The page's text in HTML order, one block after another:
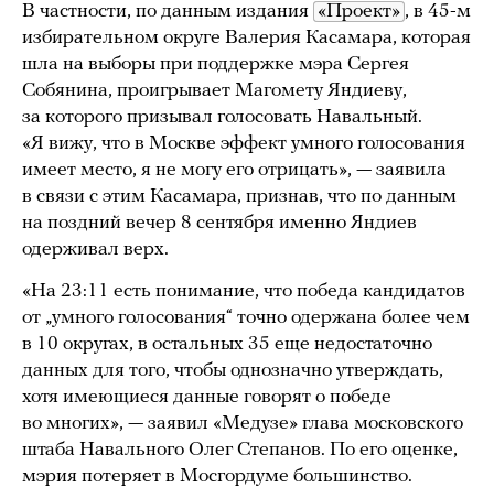
В частности, по данным издания «Проект» , в 45-м
избирательном округе Валерия Касамара, которая
шла на выборы при поддержке мэра Сергея
Собянина, проигрывает Магомету Яндиеву,
за которого призывал голосовать Навальный.
«Я вижу, что в Москве эффект умного голосования
имеет место, я не могу его отрицать», — заявила
в связи с этим Касамара, признав, что по данным
на поздний вечер 8 сентября именно Яндиев
одерживал верх.
«На 23:11 есть понимание, что победа кандидатов
от „умного голосования“ точно одержана более чем
в 10 округах, в остальных 35 еще недостаточно
данных для того, чтобы однозначно утверждать,
хотя имеющиеся данные говорят о победе
во многих», — заявил «Медузе» глава московского
штаба Навального Олег Степанов. По его оценке,
мэрия потеряет в Мосгордуме большинство.